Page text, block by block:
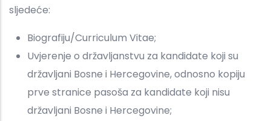
sljedeće:
Biografiju/Curriculum Vitae;
Uvjerenje o državljanstvu za kandidate koji su
državljani Bosne i Hercegovine, odnosno kopiju
prve stranice pasoša za kandidate koji nisu
državljani Bosne i Hercegovine;